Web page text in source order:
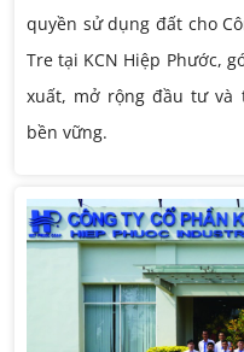
quyền sử dụng đất cho
Tre tại KCN Hiệp Phước,
xuất, mở rộng đầu tư và
bền vững.